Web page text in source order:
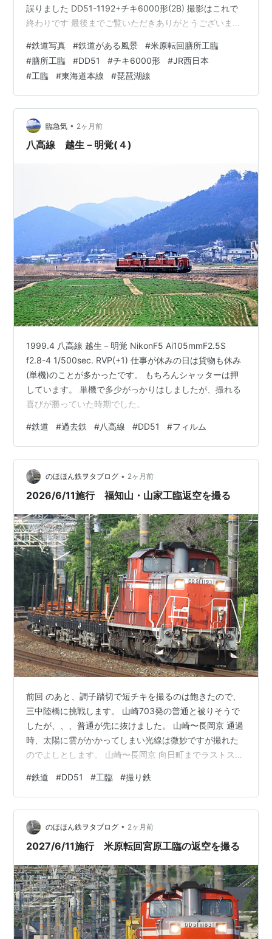
誤りました DD51-1192+チキ6000形(2B) 撮影はこれで
終わりです 最後までご覧いただきありがとうございまし
#鉄道写真 #鉄道がある風景 #米原転回膳所工臨
#膳所工臨 #DD51 #チキ6000形 #JR西日本
#工臨 #東海道本線 #琵琶湖線
臨急気 • 2ヶ月前
八高線 越生－明覚(４)
1999.4 八高線 越生－明覚 NikonF5 Ai105mmF2.5S
f2.8-4 1/500sec. RVP(+1) 仕事が休みの日は貨物も休み
(単機)のことが多かったです。 もちろんシャッターは押
しています。 単機で多少がっかりはしましたが、撮れる
喜びが勝っていた時期でした。
#鉄道 #過去鉄 #八高線 #DD51 #フィルム
のほほん鉄ヲタブログ • 2ヶ月前
2026/6/11施行 福知山・山家工臨返空を撮る
前回 のあと、調子踏切で短チキを撮るのは飽きたので、
三中陸橋に挑戦します。 山崎703発の普通と被りそうで
したが、、、普通が先に抜けました。 山崎〜長岡京 通過
時、太陽に雲がかかってしまい光線は微妙ですが撮れた
のでよしとします。 山崎〜長岡京 向日町までラストスパ
#鉄道 #DD51 #工臨 #撮り鉄
のほほん鉄ヲタブログ • 2ヶ月前
2027/6/11施行 米原転回宮原工臨の返空を撮る